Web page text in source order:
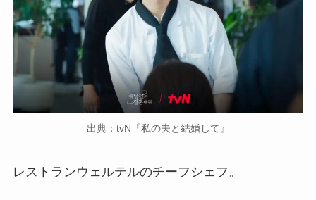
出典：tvN『私の夫と結婚して』
レストランウェルテルのチーフシェフ。